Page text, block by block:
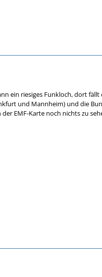
ein riesiges Funkloch, dort
und Mannheim) und die
EMF-Karte noch nichts zu